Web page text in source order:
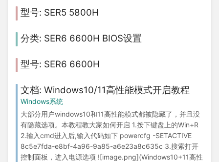
SER5 5800H
SER6 6600H BIOS设置
SER6 6600H
Windows10/11高性能模式开启教程
Windows系统
大部分用户windows10和11高性能模式都被隐藏了，并且没
有隐藏选项。本教程教大家如何开启 1.按下键盘上的Win+R
2.输入cmd进入后,输入代码如下 powercfg -SETACTIVE
8c5e7fda-e8bf-4a96-9a85-a6e23a8c635c 3.搜索打开
控制面板，进入电源选项 ![image.png](Windows10+11高性